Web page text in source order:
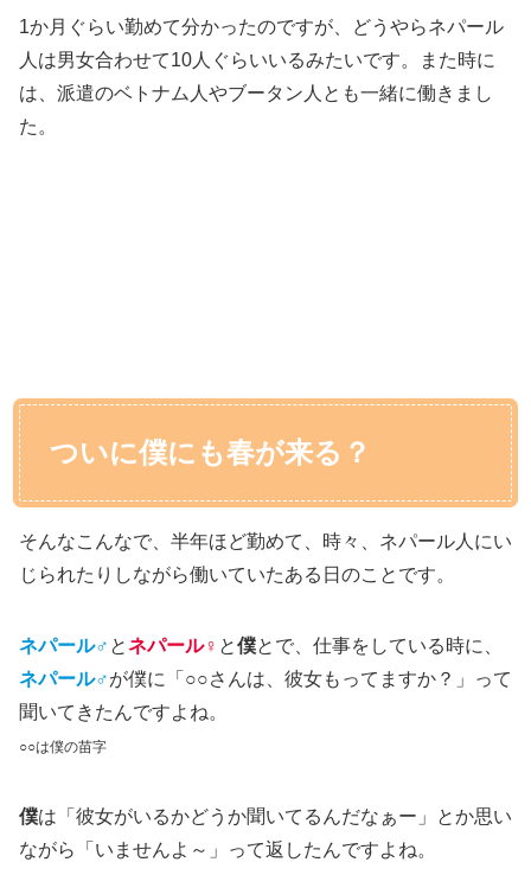
1か月ぐらい勤めて分かったのですが、どうやらネパール
人は男女合わせて10人ぐらいいるみたいです。また時に
は、派遣のベトナム人やブータン人とも一緒に働きまし
た。
ついに僕にも春が来る？
そんなこんなで、半年ほど勤めて、時々、ネパール人にい
じられたりしながら働いていたある日のことです。
ネパール♂ とネパール♀ と僕とで、仕事をしている時に、
ネパール♂が僕に「 ○○さんは、彼女もってますか？」って
聞いてきたんですよね。
○○は僕の苗字
僕は「彼女がいるかどうか聞いてるんだなぁー」とか思い
ながら「いませんよ～」って返したんですよね。